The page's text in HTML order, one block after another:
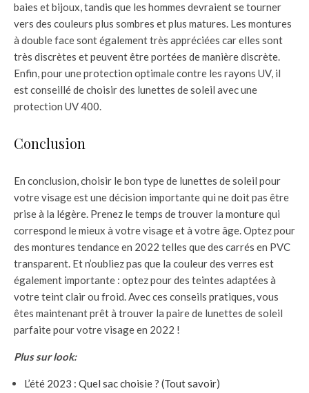
baies et bijoux, tandis que les hommes devraient se tourner
vers des couleurs plus sombres et plus matures. Les montures
à double face sont également très appréciées car elles sont
très discrètes et peuvent être portées de manière discrète.
Enfin, pour une protection optimale contre les rayons UV, il
est conseillé de choisir des lunettes de soleil avec une
protection UV 400.
Conclusion
En conclusion, choisir le bon type de lunettes de soleil pour
votre visage est une décision importante qui ne doit pas être
prise à la légère. Prenez le temps de trouver la monture qui
correspond le mieux à votre visage et à votre âge. Optez pour
des montures tendance en 2022 telles que des carrés en PVC
transparent. Et n’oubliez pas que la couleur des verres est
également importante : optez pour des teintes adaptées à
votre teint clair ou froid. Avec ces conseils pratiques, vous
êtes maintenant prêt à trouver la paire de lunettes de soleil
parfaite pour votre visage en 2022 !
Plus sur look:
L’été 2023 : Quel sac choisie ? (Tout savoir)